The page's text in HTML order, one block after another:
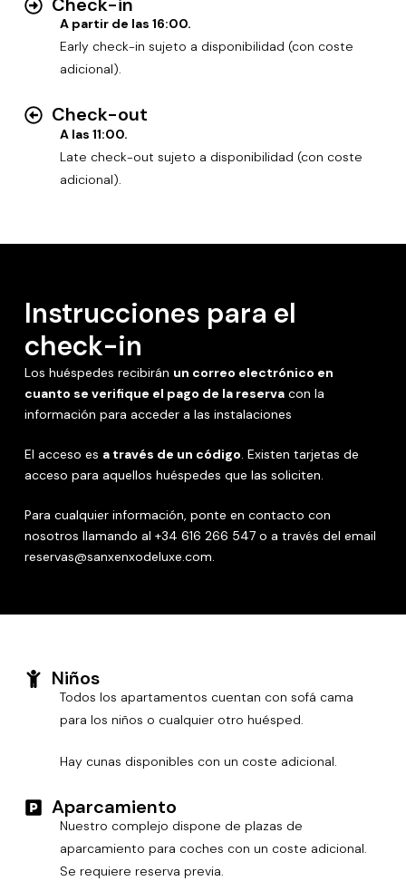
Check-in
A partir de las 16:00.
Early check-in sujeto a disponibilidad (con coste
adicional).
Check-out
A las 11:00.
Late check-out sujeto a disponibilidad (con coste
adicional).
Instrucciones para el
check-in
Los huéspedes recibirán un correo electrónico en
cuanto se verifique el pago de la reservacon la
información para acceder a las instalaciones
El acceso es a través de un código. Existen tarjetas de
acceso para aquellos huéspedes que las soliciten.
Para cualquier información, ponte en contacto con
nosotros llamando al +34 616 266 547 o a través del email
reservas@sanxenxodeluxe.com.
Niños
Todos los apartamentos cuentan con sofá cama
para los niños o cualquier otro huésped.
Hay cunas disponibles con un coste adicional.
Aparcamiento
Nuestro complejo dispone de plazas de
aparcamiento para coches con un coste adicional.
Se requiere reserva previa.